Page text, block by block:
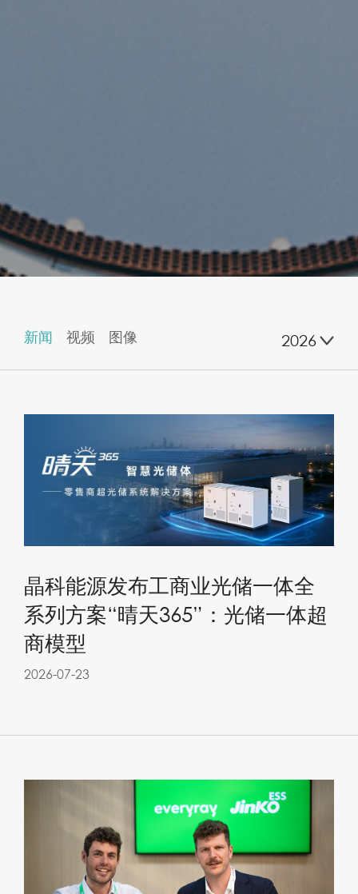
新闻 视频 图像 2026
晶科能源发布工商业光储一体全
系列方案“晴天365”：光储一体超
商模型
2026-07-23